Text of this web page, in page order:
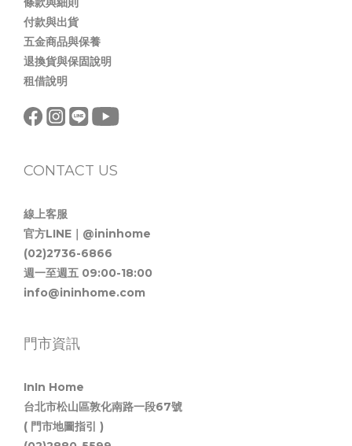
付款與出貨
五金商品與保養
退換貨與保固說明
租借說明
CONTACT US
線上客服
官方LINE｜@ininhome
(02)2736-6866
週一至週五 09:00-18:00
info@ininhome.com
門市資訊
InIn Home
台北市松山區敦化南路一段67號
( 門市地圖指引 )